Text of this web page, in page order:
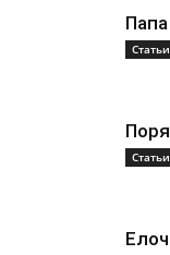
Папа
Статьи
Статьи